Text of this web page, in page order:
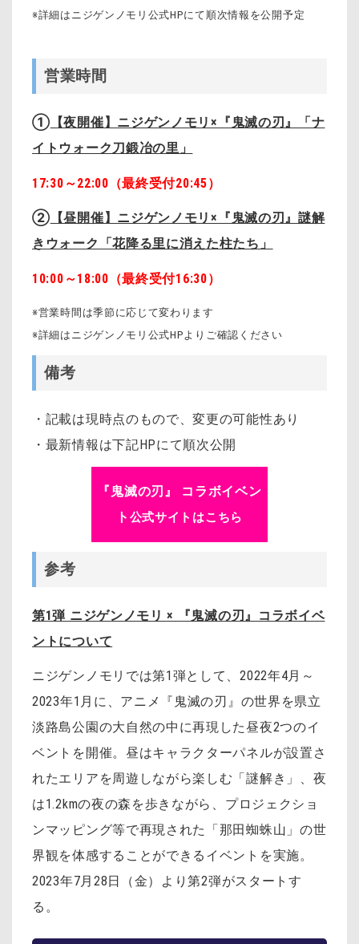
※詳細はニジゲンノモリ公式HPにて順次情報を公開予定
営業時間
① 【夜開催】ニジゲンノモリ×『鬼滅の刃』「ナ
イトウォーク刀鍛冶の里」
17:30～22:00（最終受付20:45）
② 【昼開催】ニジゲンノモリ×『鬼滅の刃』謎解
きウォーク「花降る里に消えた柱たち」
10:00～18:00（最終受付16:30）
※営業時間は季節に応じて変わります
※詳細はニジゲンノモリ公式HPよりご確認ください
備考
・記載は現時点のもので、変更の可能性あり
・最新情報は下記HPにて順次公開
『鬼滅の刃』 コラボイベン
ト 公式サイトはこちら
参考
第1弾 ニジゲンノモリ × 『鬼滅の刃』コラボイベ
ントについて
ニジゲンノモリでは第1弾として、2022年4月～
2023年1月に、アニメ『鬼滅の刃』の世界を県立
淡路島公園の大自然の中に再現した昼夜2つのイ
ベントを開催。昼はキャラクターパネルが設置さ
れたエリアを周遊しながら楽しむ「謎解き」、夜
は1.2kmの夜の森を歩きながら、プロジェクショ
ンマッピング等で再現された「那田蜘蛛山」の世
界観を体感することができるイベントを実施。
2023年7月28日（金）より第2弾がスタートす
る。